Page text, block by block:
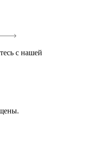
с нашей